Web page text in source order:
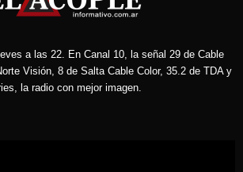
a las 22. En Canal 10, la señal 29 de Cable
Visión, 8 de Salta Cable Color, 35.2 de TDA y
la radio con mejor imagen.